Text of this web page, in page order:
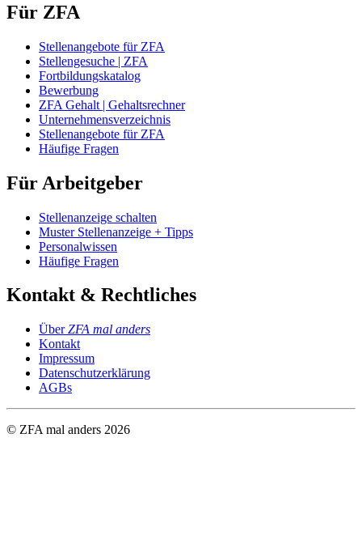
Für ZFA
Stellenangebote für ZFA
Stellengesuche | ZFA
Fortbildungskatalog
Bewerbung
ZFA Gehalt | Gehaltsrechner
Unternehmensverzeichnis
Stellenangebote für ZFA
Häufige Fragen
Für Arbeitgeber
Stellenanzeige schalten
Muster Stellenanzeige + Tipps
Personalwissen
Häufige Fragen
Kontakt & Rechtliches
ÜberZFA mal anders
Kontakt
Impressum
Datenschutzerklärung
AGBs
© ZFA mal anders 2026